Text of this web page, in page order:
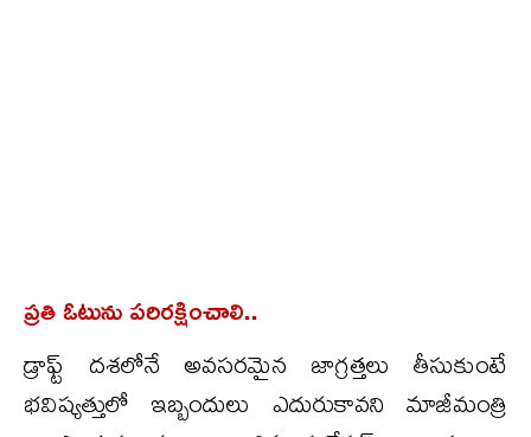
ప్రతి ఓటును పరిరక్షించాలి..
డ్రాఫ్ట్ దశలోనే అవసరమైన జాగ్రత్తలు తీసుకుంటే
భవిష్యత్తులో ఇబ్బందులు ఎదురుకావని మాజీమంత్రి